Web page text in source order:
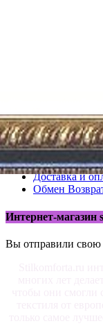
Каталог
Размеры и
Статьи
Карта сайта
Акции
Доставка и
Обмен
Интернет-магазин
Вы отправили